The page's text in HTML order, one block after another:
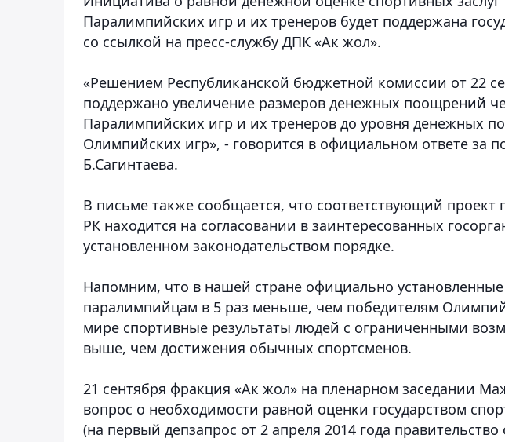
Паралимпийских игр и их тренеров будет поддержана
со ссылкой на пресс-службу ДПК «Ак жол».
«Решением Республиканской бюджетной комиссии от 22
поддержано увеличение размеров денежных поощрений
Паралимпийских игр и их тренеров до уровня денежных
Олимпийских игр», - говорится в официальном ответе за
Б.Сагинтаева.
В письме также сообщается, что соответствующий проект
РК находится на согласовании в заинтересованных
установленном законодательством порядке.
Напомним, что в нашей стране официально
паралимпийцам в 5 раз меньше, чем победителям
мире спортивные результаты людей с ограниченными
выше, чем достижения обычных спортсменов.
21 сентября фракция «Ак жол» на пленарном заседании
вопрос о необходимости равной оценки государством
(на первый депзапрос от 2 апреля 2014 года